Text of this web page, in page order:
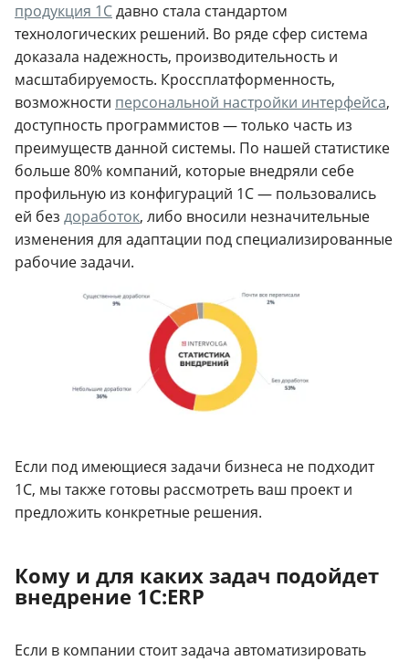
продукция 1Сдавно стала стандартом
технологических решений. Во ряде сфер система
доказала надежность, производительность и
масштабируемость. Кроссплатформенность,
возможности персональной настройки интерфейса,
доступность программистов — только часть из
преимуществ данной системы. По нашей статистике
больше 80% компаний, которые внедряли себе
профильную из конфигураций 1С — пользовались
ей без доработок, либо вносили незначительные
изменения для адаптации под специализированные
рабочие задачи.
Если под имеющиеся задачи бизнеса не подходит
1С, мы также готовы рассмотреть ваш проект и
предложить конкретные решения.
Кому и для каких задач подойдет
внедрение 1С:ERP
Если в компании стоит задача автоматизировать